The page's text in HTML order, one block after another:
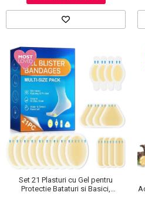
Set 21 Plasturi cu Gel pentru
Protectie Bataturi si Basici,